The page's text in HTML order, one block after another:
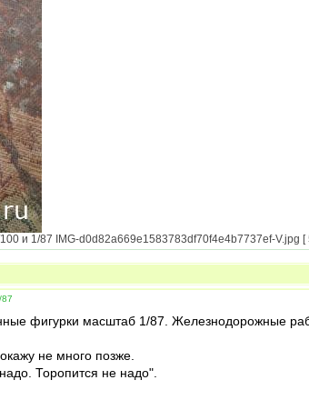
и 1/87 IMG-d0d82a669e1583783df70f4e4b7737ef-V.jpg [
фигурки масштаб 1/87. Железнодорожные
не много позже.
Торопится не надо".